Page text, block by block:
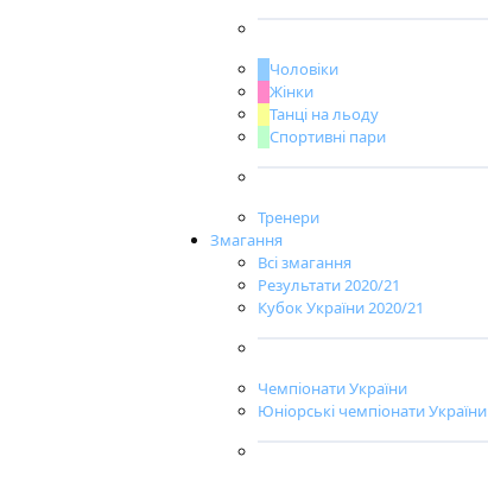
Чоловіки
Жінки
Танці на льоду
Спортивні пари
Тренери
Змагання
Всі змагання
Результати 2020/21
Кубок України 2020/21
Чемпіонати України
Юніорські чемпіонати України